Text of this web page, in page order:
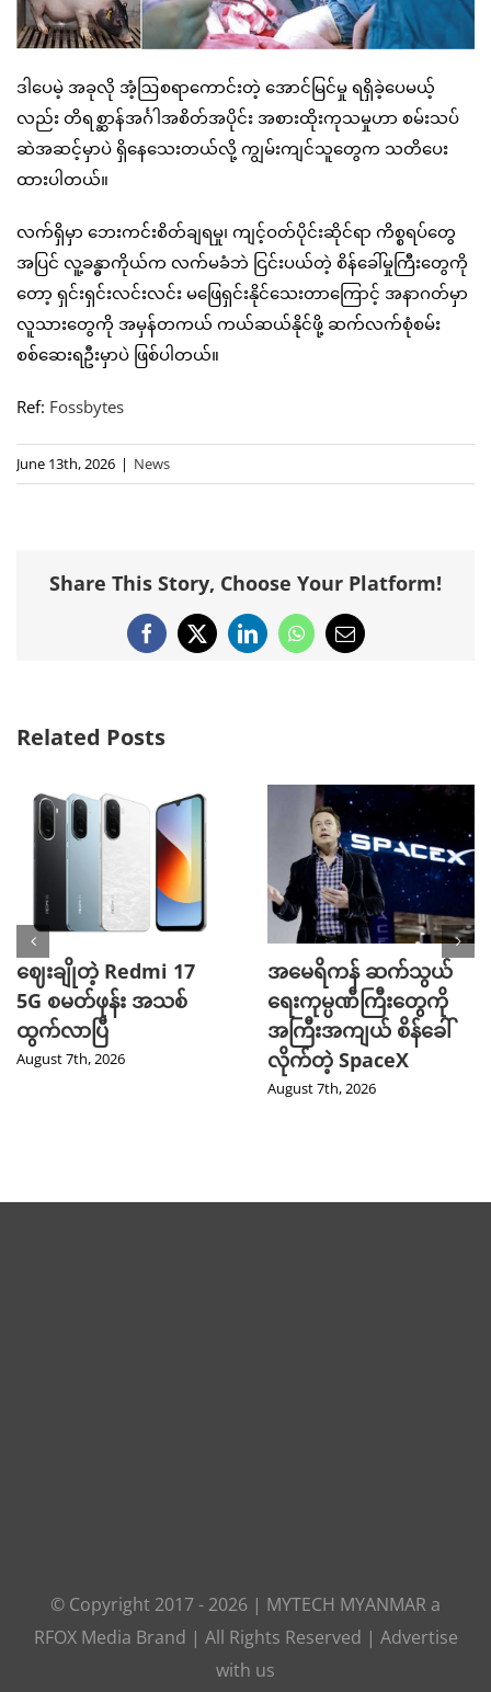
ဒါပေမဲ့ အခုလို အံ့ဩစရာကောင်းတဲ့ အောင်မြင်မှု ရရှိခဲ့ပေမယ့်
လည်း တိရစ္ဆာန်အင်္ဂါအစိတ်အပိုင်း အစားထိုးကုသမှုဟာ စမ်းသပ်
ဆဲအဆင့်မှာပဲ ရှိနေသေးတယ်လို့ ကျွမ်းကျင်သူတွေက သတိပေး
ထားပါတယ်။
လက်ရှိမှာ ဘေးကင်းစိတ်ချရမှု၊ ကျင့်ဝတ်ပိုင်းဆိုင်ရာ ကိစ္စရပ်တွေ
အပြင် လူ့ခန္ဓာကိုယ်က လက်မခံဘဲ ငြင်းပယ်တဲ့ စိန်ခေါ်မှုကြီးတွေကို
တော့ ရှင်းရှင်းလင်းလင်း မဖြေရှင်းနိုင်သေးတာကြောင့် အနာဂတ်မှာ
လူသားတွေကို အမှန်တကယ် ကယ်ဆယ်နိုင်ဖို့ ဆက်လက်စုံစမ်း
စစ်ဆေးရဦးမှာပဲ ဖြစ်ပါတယ်။
Ref: Fossbytes
June 13th, 2026 | News
Share This Story, Choose Your Platform!
Facebook
X LinkedInWhatsApp
Email
Related Posts
ဈေးချိုတဲ့ Redmi 17
5G စမတ်ဖုန်း အသစ်
ထွက်လာပြီ
August 7th, 2026
အမေရိကန် ဆက်သွယ်
ရေးကုမ္ပဏီကြီးတွေကို
အကြီးအကျယ် စိန်ခေါ်
လိုက်တဲ့ SpaceX
August 7th, 2026
© Copyright 2017 - 2026 | MYTECH MYANMAR a
RFOX Media Brand | All Rights Reserved | Advertise
with us